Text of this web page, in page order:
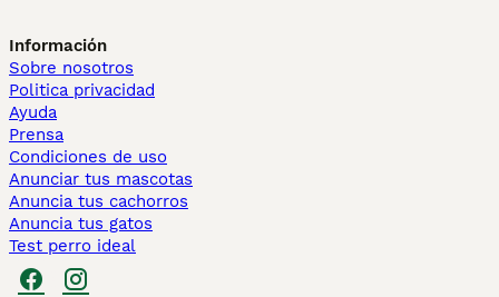
Información
Sobre nosotros
Politica privacidad
Ayuda
Prensa
Condiciones de uso
Anunciar tus mascotas
Anuncia tus cachorros
Anuncia tus gatos
Test perro ideal